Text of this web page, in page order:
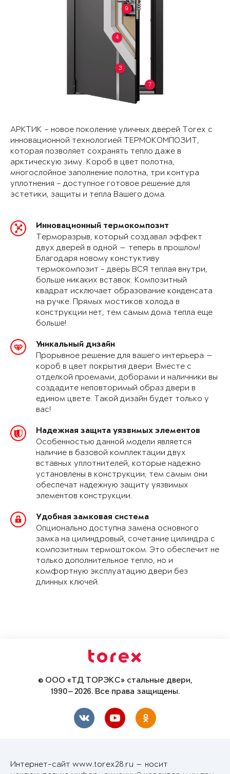
3
4
7
9
АРКТИК – новое поколение уличных дверей Torex с
инновационной технологией ТЕРМОКОМПОЗИТ,
которая позволяет сохранять тепло даже в
арктическую зиму. Короб в цвет полотна,
многослойное заполнение полотна, три контура
уплотнения – доступное готовое решение для
эстетики, защиты и тепла Вашего дома.
Инновационный термокомпозит
Терморазрыв, который создавал эффект
двух дверей в одной — теперь в прошлом!
Благодаря новому констуктиву
термокомпозит - дверь ВСЯ теплая внутри,
больше никаких вставок. Композитный
квадрат исключает образование конденсата
на ручке. Прямых мостиков холода в
конструкции нет, тем самым дома тепла еще
больше!
Уникальный дизайн
Прорывное решение для вашего интерьера —
короб в цвет покрытия двери. Вместе с
отделкой проемами, доборами и наличники вы
создадите неповторимый образ двери в
едином цвете. Такой дизайн будет только у
вас!
Надежная защита уязвимых элементов
Особенностью данной модели является
наличие в базовой комплектации двух
вставных уплотнителей, которые надежно
установлены в конструкции, тем самым они
обеспечат надежную защиту уязвимых
элементов конструкции.
Удобная замковая система
Опционально доступна замена основного
замка на цилиндровый, сочетание цилиндра с
композитным термоштоком. Это обеспечит не
только дополнительное тепло, но и
комфортную эксплуатацию двери без
длинных ключей.
© ООО «ТД ТОРЭКС» стальные двери,
1990—2026. Все права защищены.
Интернет-сайт www.torex28.ru — носит